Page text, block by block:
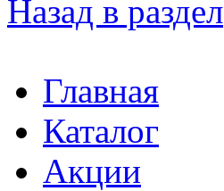
Назад в раздел
Главная
Каталог
Акции